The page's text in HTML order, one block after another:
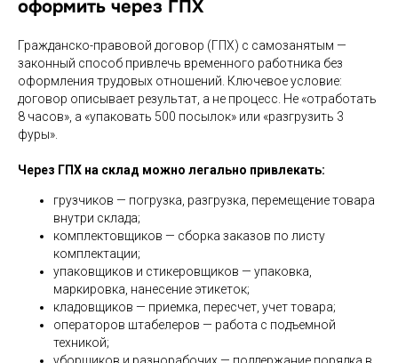
оформить через ГПХ
Гражданско-правовой договор (ГПХ) с самозанятым —
законный способ привлечь временного работника без
оформления трудовых отношений. Ключевое условие:
договор описывает результат, а не процесс. Не «отработать
8 часов», а «упаковать 500 посылок» или «разгрузить 3
фуры».
Через ГПХ на склад можно легально привлекать:
грузчиков — погрузка, разгрузка, перемещение товара
внутри склада;
комплектовщиков — сборка заказов по листу
комплектации;
упаковщиков и стикеровщиков — упаковка,
маркировка, нанесение этикеток;
кладовщиков — приемка, пересчет, учет товара;
операторов штабелеров — работа с подъемной
техникой;